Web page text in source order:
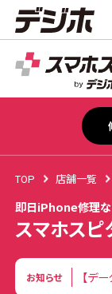
TOP 店舗一覧
即日iPhone修理な
スマホス
お知らせ